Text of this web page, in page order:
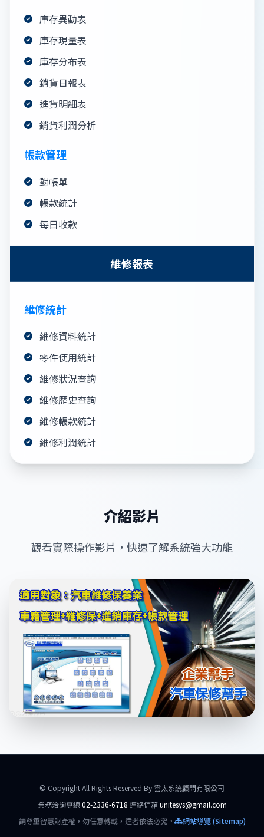
庫存異動表
庫存現量表
庫存分布表
銷貨日報表
進貨明細表
銷貨利潤分析
帳款管理
對帳單
帳款統計
每日收款
維修報表
維修統計
維修資料統計
零件使用統計
維修狀況查詢
維修歷史查詢
維修帳款統計
維修利潤統計
介紹影片
觀看實際操作影片，快速了解系統強大功能
© Copyright All Rights Reserved By 雲太系統顧問有限公司
業務洽詢專線 02-2336-6718 連絡信箱unitesys@gmail.com
請尊重智慧財產權，勿任意轉載，違者依法必究。
網站導覽 (Sitemap)